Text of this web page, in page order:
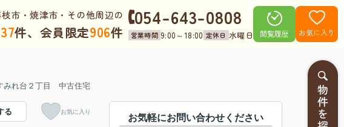
市・焼津市・その他周辺の
37件、会員限定906件
054-643-0808
営業時間 9:00～18:00 定休日 水曜日 閲覧履歴 お気に入り
みれ台２丁目 中古住宅
る お気に入り
お気軽にお問い合わせください